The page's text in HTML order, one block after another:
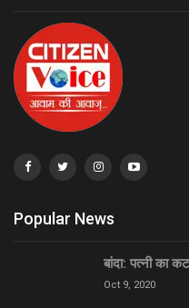
Popular News
बांदा: पत्नी का
Oct 9, 2020